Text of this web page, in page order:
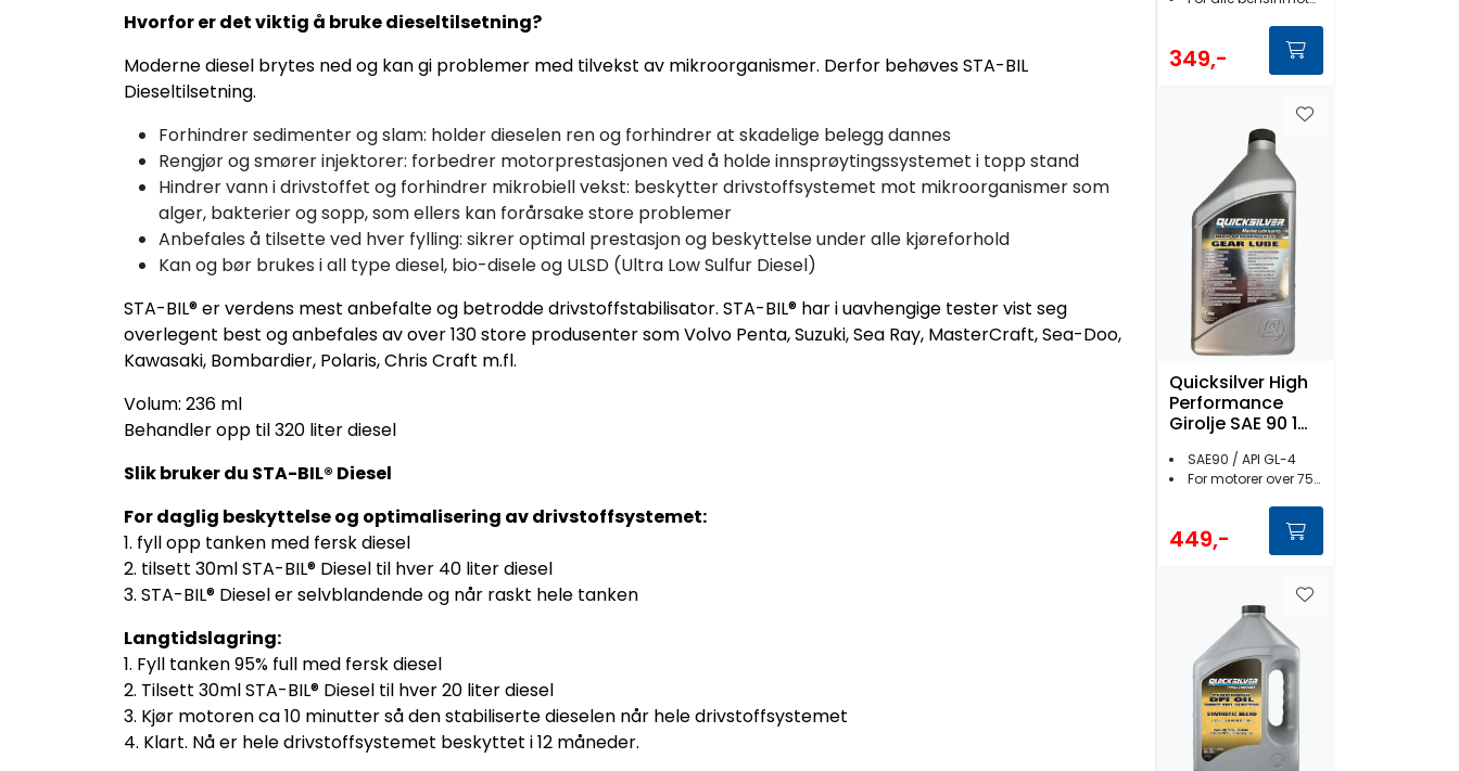
Hvorfor er det viktig å bruke dieseltilsetning?
Moderne diesel brytes ned og kan gi problemer med tilvekst av mikroorganismer. Derfor behøves STA-BIL
Dieseltilsetning.
Forhindrer sedimenter og slam: holder dieselen ren og forhindrer at skadelige belegg dannes
Rengjør og smører injektorer: forbedrer motorprestasjonen ved å holde innsprøytingssystemet i topp stand
Hindrer vann i drivstoffet og forhindrer mikrobiell vekst: beskytter drivstoffsystemet mot mikroorganismer som
alger, bakterier og sopp, som ellers kan forårsake store problemer
Anbefales å tilsette ved hver fylling: sikrer optimal prestasjon og beskyttelse under alle kjøreforhold
Kan og bør brukes i all type diesel, bio-disele og ULSD (Ultra Low Sulfur Diesel)
STA-BIL® er verdens mest anbefalte og betrodde drivstoffstabilisator. STA-BIL® har i uavhengige tester vist seg
overlegent best og anbefales av over 130 store produsenter som Volvo Penta, Suzuki, Sea Ray, MasterCraft, Sea-Doo,
Kawasaki, Bombardier, Polaris, Chris Craft m.fl.
Volum: 236 ml
Behandler opp til 320 liter diesel
Slik bruker du STA-BIL® Diesel
For daglig beskyttelse og optimalisering av drivstoffsystemet:
1. fyll opp tanken med fersk diesel
2. tilsett 30ml STA-BIL® Diesel til hver 40 liter diesel
3. STA-BIL® Diesel er selvblandende og når raskt hele tanken
Langtidslagring:
1. Fyll tanken 95% full med fersk diesel
2. Tilsett 30ml STA-BIL® Diesel til hver 20 liter diesel
3. Kjør motoren ca 10 minutter så den stabiliserte dieselen når hele drivstoffsystemet
4. Klart. Nå er hele drivstoffsystemet beskyttet i 12 måneder.
349,-
Quicksilver High
Performance
Girolje SAE 90 1
SAE90 / API GL-4
For motorer over 75HK
449,-